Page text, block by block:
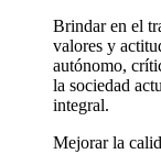
Brindar en el
valores y
autónomo,
la sociedad
integral.
Mejorar la